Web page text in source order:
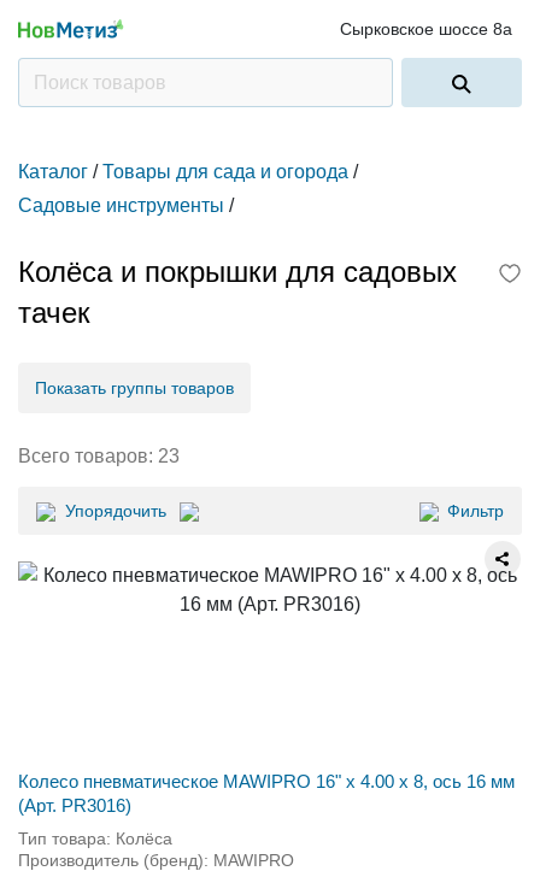
Сырковское шоссе 8а
Каталог / Товары для сада и огорода /
Садовые инструменты /
Колёса и покрышки для садовых
тачек
Показать группы товаров
Всего товаров: 23
Упорядочить Фильтр
Колесо пневматическое MAWIPRO 16" х 4.00 х 8, ось 16 мм
(Арт. PR3016)
Тип товара: Колёса
Производитель (бренд): MAWIPRO